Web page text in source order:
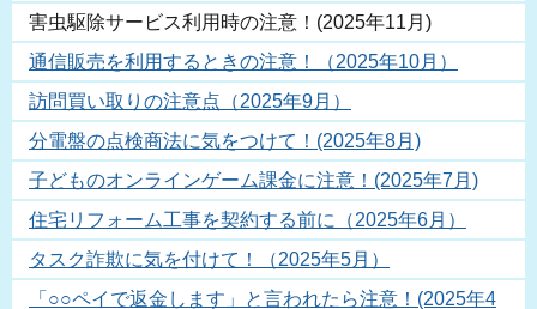
害虫駆除サービス利用時の注意！(2025年11月)
通信販売を利用するときの注意！（2025年10月）
訪問買い取りの注意点（2025年9月）
分電盤の点検商法に気をつけて！(2025年8月)
子どものオンラインゲーム課金に注意！(2025年7月)
住宅リフォーム工事を契約する前に（2025年6月）
タスク詐欺に気を付けて！（2025年5月）
「○○ペイで返金します」と言われたら注意！(2025年4